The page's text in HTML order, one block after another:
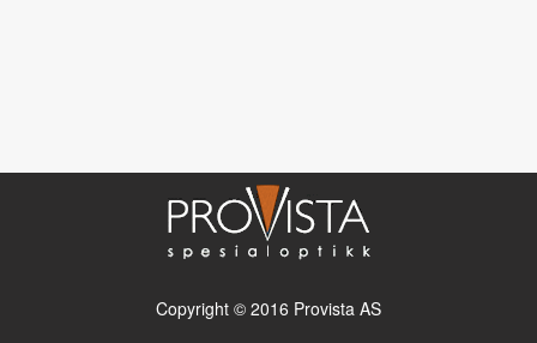
Copyright © 2016 Provista AS